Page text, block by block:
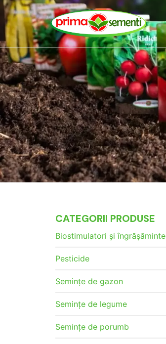
CATEGORII PRODUSE
Biostimulatori și îngrășăminte
Pesticide
Semințe de gazon
Semințe de legume
Semințe de porumb